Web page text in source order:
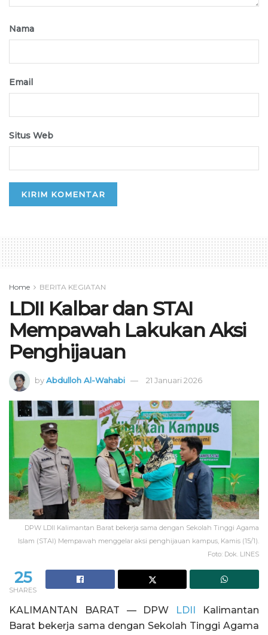
Nama
Email
Situs Web
Home BERITA KEGIATAN
LDII Kalbar dan STAI
Mempawah Lakukan Aksi
Penghijauan
byAbdulloh Al-Wahabi 21 Januari 2026
DPW LDII Kalimantan Barat bekerja sama dengan Sekolah Tinggi Agama
Islam (STAI) Mempawah menggelar aksi penghijauan kampus, Kamis (15/1).
Foto: Dok. LINES
25
SHARES
KALIMANTAN BARAT — DPW LDII
Kalimantan
Barat bekerja sama dengan Sekolah Tinggi Agama